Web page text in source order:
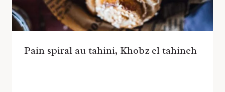
Pain spiral au tahini, Khobz el tahineh